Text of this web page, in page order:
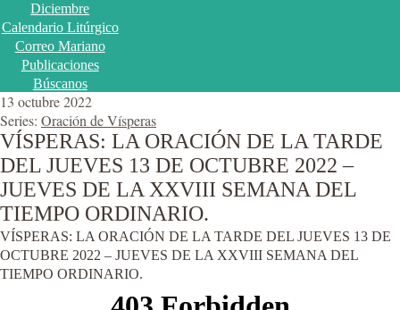
Diciembre
Calendario Litúrgico
Correo Mariano
Publicaciones
Búscanos
13 octubre 2022
Series: Oración de Vísperas
VÍSPERAS: LA ORACIÓN DE LA TARDE
DEL JUEVES 13 DE OCTUBRE 2022 –
JUEVES DE LA XXVIII SEMANA DEL
TIEMPO ORDINARIO.
VÍSPERAS: LA ORACIÓN DE LA TARDE DEL JUEVES 13 DE
OCTUBRE 2022 – JUEVES DE LA XXVIII SEMANA DEL
TIEMPO ORDINARIO.